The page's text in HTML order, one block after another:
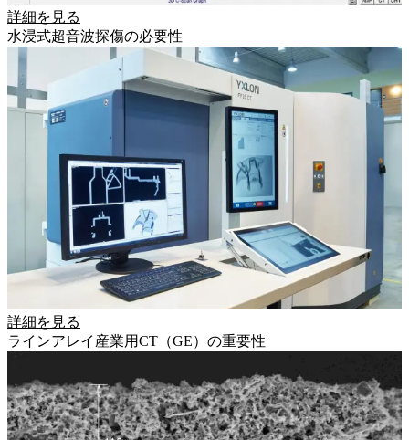
詳細を見る
水浸式超音波探傷の必要性
詳細を見る
ラインアレイ産業用CT（GE）の重要性